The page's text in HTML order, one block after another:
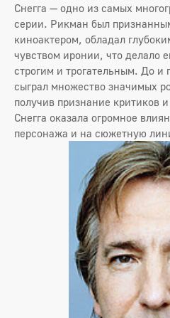
Снегга — одно из самых
серии. Рикман был
киноактером, обладал
чувством иронии, что делало
строгим и трогательным. До и
сыграл множество значимых
получив признание критиков
Снегга оказала огромное
персонажа и на сюжетную